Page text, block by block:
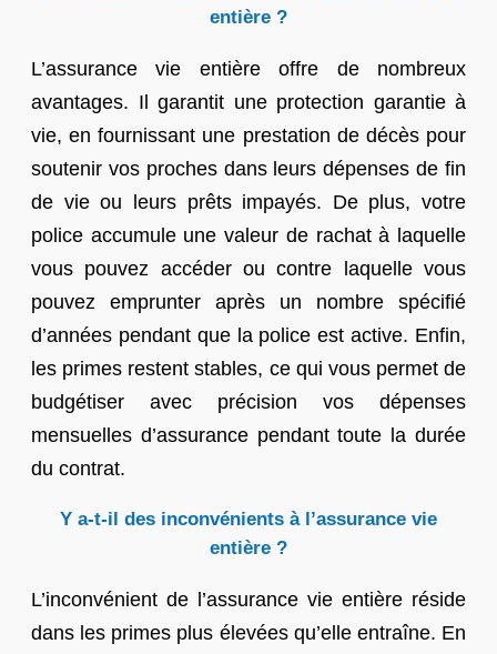
entière ?
L’assurance vie entière offre de nombreux
avantages. Il garantit une protection garantie à
vie, en fournissant une prestation de décès pour
soutenir vos proches dans leurs dépenses de fin
de vie ou leurs prêts impayés. De plus, votre
police accumule une valeur de rachat à laquelle
vous pouvez accéder ou contre laquelle vous
pouvez emprunter après un nombre spécifié
d’années pendant que la police est active. Enfin,
les primes restent stables, ce qui vous permet de
budgétiser avec précision vos dépenses
mensuelles d’assurance pendant toute la durée
du contrat.
Y a-t-il des inconvénients à l’assurance vie
entière ?
L’inconvénient de l’assurance vie entière réside
dans les primes plus élevées qu’elle entraîne. En